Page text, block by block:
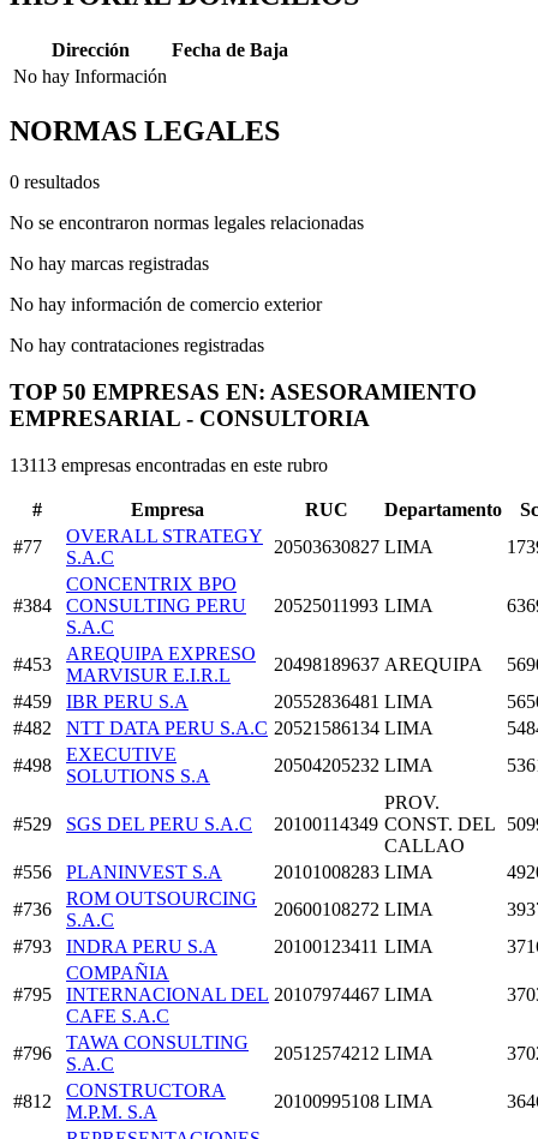
Dirección
Fecha de Baja
No hay Información
NORMAS LEGALES
0 resultados
No se encontraron normas legales relacionadas
No hay marcas registradas
No hay información de comercio exterior
No hay contrataciones registradas
TOP 50 EMPRESAS EN: ASESORAMIENTO
EMPRESARIAL - CONSULTORIA
13113 empresas encontradas en este rubro
# Empresa RUC Departamento
#77
OVERALL STRATEGY
S.A.C
20503630827 LIMA
#384
CONCENTRIX BPO
CONSULTING PERU
S.A.C
20525011993 LIMA
#453
AREQUIPA EXPRESO
MARVISUR E.I.R.L
20498189637 AREQUIPA
#459
IBR PERU S.A 20552836481 LIMA
#482
NTT DATA PERU S.A.C 20521586134 LIMA
#498
EXECUTIVE
SOLUTIONS S.A
20504205232 LIMA
#529 SGS DEL PERU S.A.C 20100114349
PROV.
CONST. DEL
CALLAO
#556 PLANINVEST S.A 20101008283 LIMA
#736
ROM OUTSOURCING
S.A.C
20600108272 LIMA
#793
INDRA PERU S.A 20100123411 LIMA
#795
COMPAÑIA
INTERNACIONAL DEL
CAFE S.A.C
20107974467 LIMA
#796
TAWA CONSULTING
S.A.C
20512574212 LIMA
#812
CONSTRUCTORA
M.P.M. S.A
20100995108 LIMA